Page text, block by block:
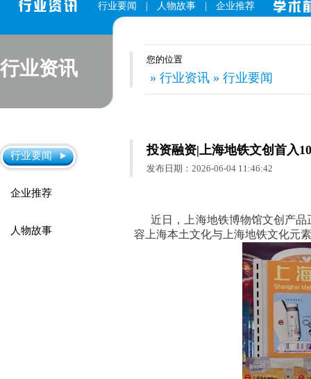
行业要闻 人物故事 企业推荐
行业资讯 您的位置
» 行业资讯 » 行业要闻
行业要闻
企业推荐
人物故事
投资融资|上海地铁文创首入
发布日期：2026-06-04 11:46:42
近日，上海地铁博物馆文创产品
容上海本土文化与上海地铁文化元